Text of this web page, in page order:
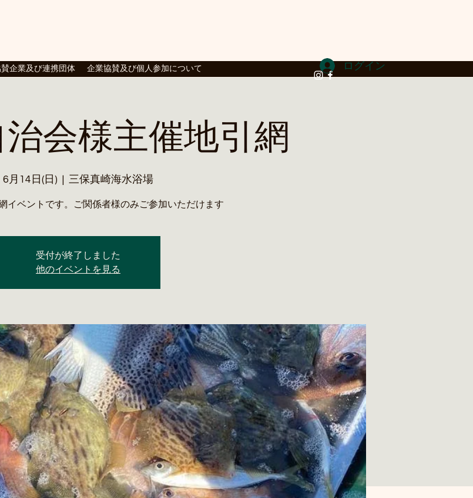
企業及び連携団体 企業協賛及び個人参加について ログイン
会様主催地引網
6月14日(日)
  |
三保真崎海水浴場
イベントです。ご関係者様のみご参加いただけます
受付が終了しました
他のイベントを見る